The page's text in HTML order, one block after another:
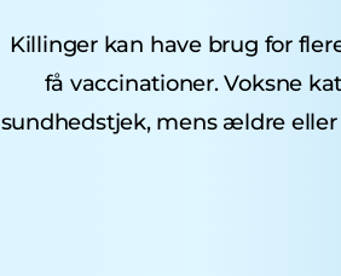
Killinger kan have brug for
få vaccinationer. Voksne
sundhedstjek, mens ældre